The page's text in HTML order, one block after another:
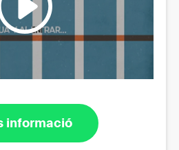
informació